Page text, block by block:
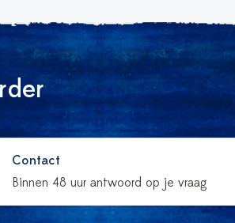
Contact
Binnen 48 uur antwoord op je vraag